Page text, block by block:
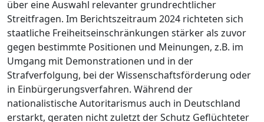
über eine Auswahl relevanter grundrechtlicher
Streitfragen. Im Berichtszeitraum 2024 richteten sich
staatliche Freiheitseinschränkungen stärker als zuvor
gegen bestimmte Positionen und Meinungen, z.B. im
Umgang mit Demonstrationen und in der
Strafverfolgung, bei der Wissenschaftsförderung oder
in Einbürgerungsverfahren. Während der
nationalistische Autoritarismus auch in Deutschland
erstarkt, geraten nicht zuletzt der Schutz Geflüchteter